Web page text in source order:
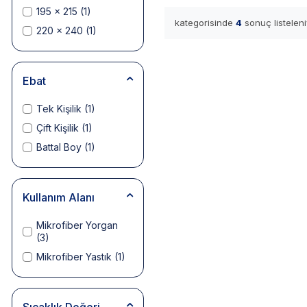
195 x 215 (1)
220 x 240 (1)
Ebat
Tek Kişilik (1)
Çift Kişilik (1)
Battal Boy (1)
Kullanım Alanı
Mikrofiber Yorgan
(3)
Mikrofiber Yastık (1)
kategorisinde4 sonuç